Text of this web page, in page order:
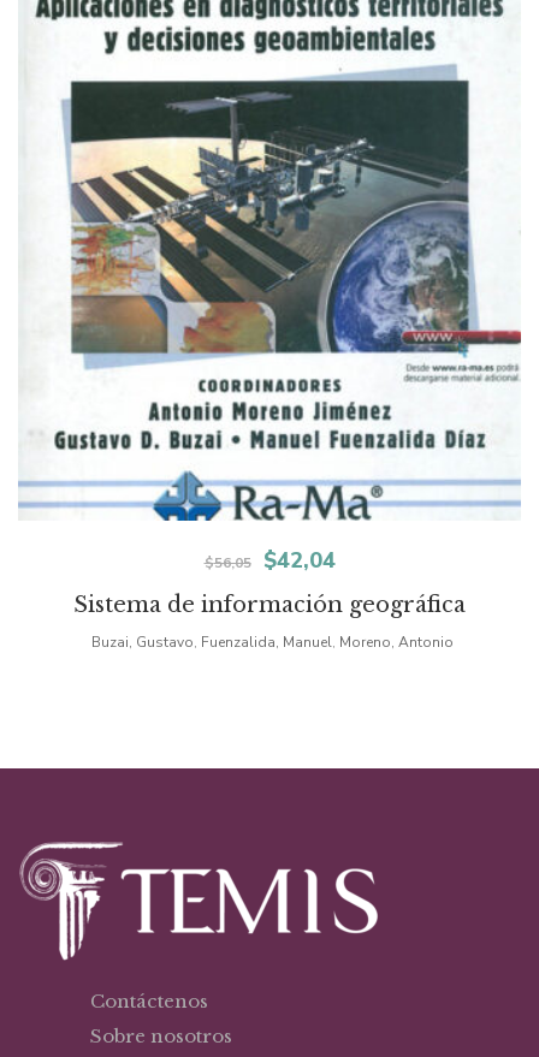
Sistema de información geográfica
$56,05
El
precio
original
$42,04El
precio
actual
Buzai, Gustavo, Fuenzalida, Manuel, Moreno, Antonio
Contáctenos
Sobre nosotros